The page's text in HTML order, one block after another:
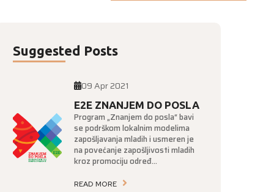
Suggested Posts
09 Apr 2021
E2E ZNANJEM DO POSLA
Program „Znanjem do posla“ bavi
se podrškom lokalnim modelima
zapošljavanja mladih i usmeren je
na povećanje zapošljivosti mladih
kroz promociju određ...
READ MORE